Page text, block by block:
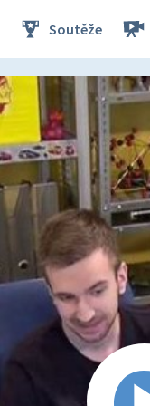
Soutěže